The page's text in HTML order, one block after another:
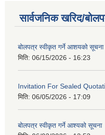
सार्वजनिक खरिद/
बोलपत्र स्वीकृत गर्ने आशयको सूचना
मिति: 06/15/2026 - 16:23
Invitation For Sealed
मिति: 06/05/2026 - 17:09
बोलपत्र स्वीकृत गर्ने आश्यको सूचना